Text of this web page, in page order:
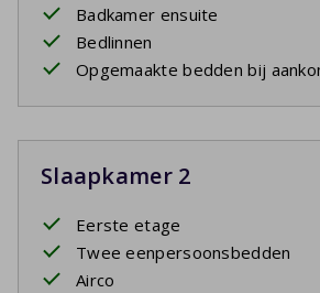
Badkamer ensuite
Bedlinnen
Opgemaakte bedden bij
Slaapkamer 2
Eerste etage
Twee eenpersoonsbedden
Airco